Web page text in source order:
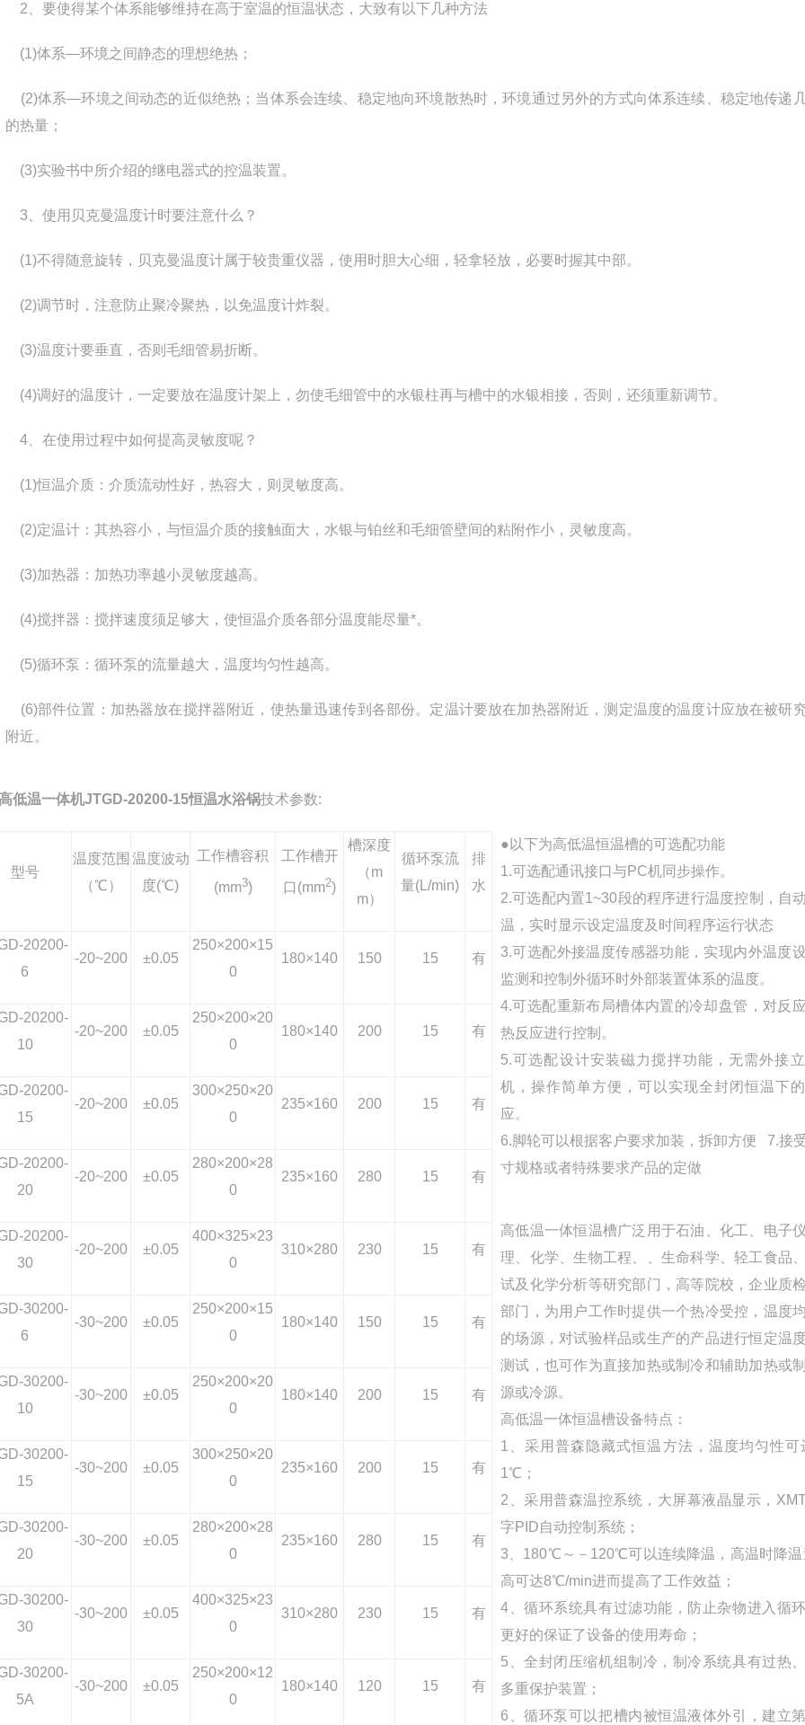
2 、要使得某个体系能够维持在高于室温的恒温状态，大致有以下几种方法
(1)体系—环境之间静态的理想绝热；
(2)体系—环境之间动态的近似绝热；当体系会连续、稳定地向环境散热时，环境通过另外的方式向体系连续、稳定地传递
的热量；
(3)实验书中所介绍的继电器式的控温装置。
3 、使用贝克曼温度计时要注意什么？
(1)不得随意旋转，贝克曼温度计属于较贵重仪器，使用时胆大心细，轻拿轻放，必要时握其中部。
(2)调节时，注意防止聚冷聚热，以免温度计炸裂。
(3)温度计要垂直，否则毛细管易折断。
(4)调好的温度计，一定要放在温度计架上，勿使毛细管中的水银柱再与槽中的水银相接，否则，还须重新调节。
4 、在使用过程中如何提高灵敏度呢？
(1)恒温介质：介质流动性好，热容大，则灵敏度高。
(2)定温计：其热容小，与恒温介质的接触面大，水银与铂丝和毛细管壁间的粘附作小，灵敏度高。
(3)加热器：加热功率越小灵敏度越高。
(4)搅拌器：搅拌速度须足够大，使恒温介质各部分温度能尽量*。
(5)循环泵：循环泵的流量越大，温度均匀性越高。
(6)部件位置：加热器放在搅拌器附近，使热量迅速传到各部份。定温计要放在加热器附近，测定温度的温度计应放在被研
附近。
低温一体机JTGD-20200-15恒温水浴锅技术参数:
型号
温度范围
（℃）
温度波动
度(℃)
工作槽容积
(mm3)
工作槽开
口(mm2)
槽深度
（m
m）
循环泵流
量(L/min)
排
水
20200-
6
-20~200 ±0.05
250×200×15
0
180×140 150 15 有
20200-
10
-20~200 ±0.05
250×200×20
0
180×140 200 15 有
20200-
15
-20~200 ±0.05
300×250×20
0
235×160 200 15 有
20200-
20
-20~200 ±0.05
280×200×28
0
235×160 280 15 有
20200-
30
-20~200 ±0.05
400×325×23
0
310×280 230 15 有
30200-
6
-30~200 ±0.05
250×200×15
0
180×140 150 15 有
30200-
10
-30~200 ±0.05
250×200×20
0
180×140 200 15 有
30200-
15
-30~200 ±0.05
300×250×20
0
235×160 200 15 有
30200-
20
-30~200 ±0.05
280×200×28
0
235×160 280 15 有
30200-
30
-30~200 ±0.05
400×325×23
0
310×280 230 15 有
30200-
5A
-30~200 ±0.05
250×200×12
0
180×140 120 15 有
●以下为高低温恒温槽的可选配功能
1.可选配通讯接口与PC机同步操作。
2.可选配内置1~30段的程序进行温度控制，自
温，实时显示设定温度及时间程序运行状态
3.可选配外接温度传感器功能，实现内外温度
监测和控制外循环时外部装置体系的温度。
4.可选配重新布局槽体内置的冷却盘管，对反
热反应进行控制。
5.可选配设计安装磁力搅拌功能，无需外接
机，操作简单方便，可以实现全封闭恒温下
应。
6.脚轮可以根据客户要求加装，拆卸方便 7.接
寸规格或者特殊要求产品的定做
高低温一体恒温槽广泛用于石油、化工、电子
理、化学、生物工程、、生命科学、轻工食品
试及化学分析等研究部门，高等院校，企业质
部门，为用户工作时提供一个热冷受控，温度
的场源，对试验样品或生产的产品进行恒定温
测试，也可作为直接加热或制冷和辅助加热或
源或冷源。
高低温一体恒温槽设备特点：
1、采用普森隐藏式恒温方法，温度均匀性可
1℃；
2、采用普森温控系统，大屏幕液晶显示，
字PID自动控制系统；
3、180℃～－120℃可以连续降温，高温时降温
高可达8℃/min进而提高了工作效益；
4、循环系统具有过滤功能，防止杂物进入循
更好的保证了设备的使用寿命；
5、全封闭压缩机组制冷，制冷系统具有过热
多重保护装置；
6、循环泵可以把槽内被恒温液体外引，建立